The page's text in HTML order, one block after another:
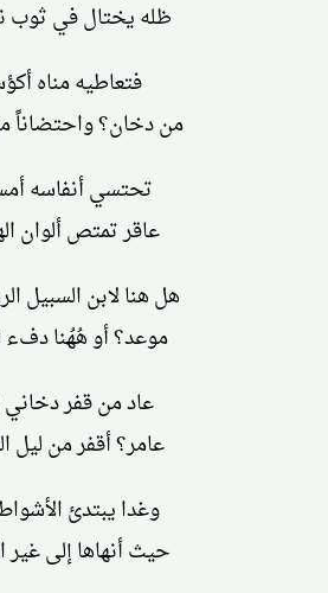
ظله يختال في ثوب
فتعاطيه مناه
من دخان؟ واحتضاناً
تحتسي أنفاسه
عاقر تمتص ألوان
هل هنا لابن السبيل
موعد؟ أو هُهُنا دفء
عاد من قفر دخاني
عامر؟ أقفر من ليل
وغدا يبتدئ
حيث أنهاها إلى غير